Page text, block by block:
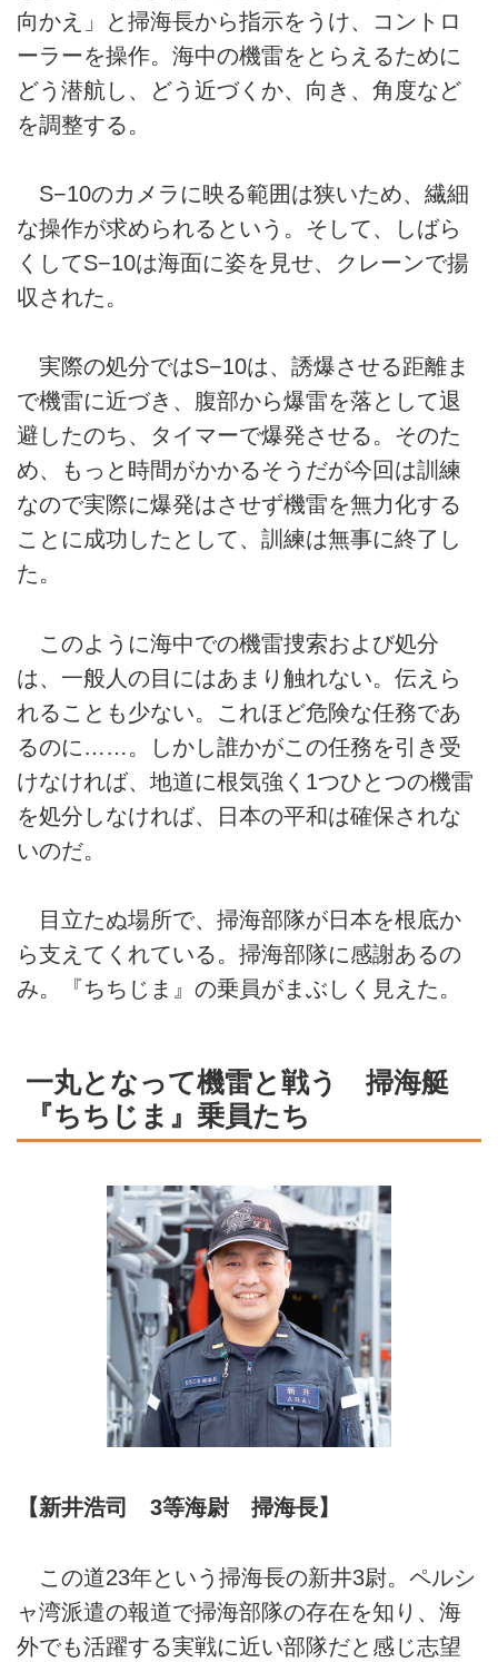
向かえ」と掃海長から指示をうけ、コントロ
ーラーを操作。海中の機雷をとらえるために
どう潜航し、どう近づくか、向き、角度など
を調整する。
S−10のカメラに映る範囲は狭いため、繊細
な操作が求められるという。そして、しばら
くしてS−10は海面に姿を見せ、クレーンで揚
収された。
実際の処分ではS−10は、誘爆させる距離ま
で機雷に近づき、腹部から爆雷を落として退
避したのち、タイマーで爆発させる。そのた
め、もっと時間がかかるそうだが今回は訓練
なので実際に爆発はさせず機雷を無力化する
ことに成功したとして、訓練は無事に終了し
た。
このように海中での機雷捜索および処分
は、一般人の目にはあまり触れない。伝えら
れることも少ない。これほど危険な任務であ
るのに……。しかし誰かがこの任務を引き受
けなければ、地道に根気強く1つひとつの機雷
を処分しなければ、日本の平和は確保されな
いのだ。
目立たぬ場所で、掃海部隊が日本を根底か
ら支えてくれている。掃海部隊に感謝あるの
み。『ちちじま』の乗員がまぶしく見えた。
一丸となって機雷と戦う 掃海艇
『ちちじま』乗員たち
【新井浩司 3等海尉 掃海長】
この道23年という掃海長の新井3尉。ペルシ
ャ湾派遣の報道で掃海部隊の存在を知り、海
外でも活躍する実戦に近い部隊だと感じ志望